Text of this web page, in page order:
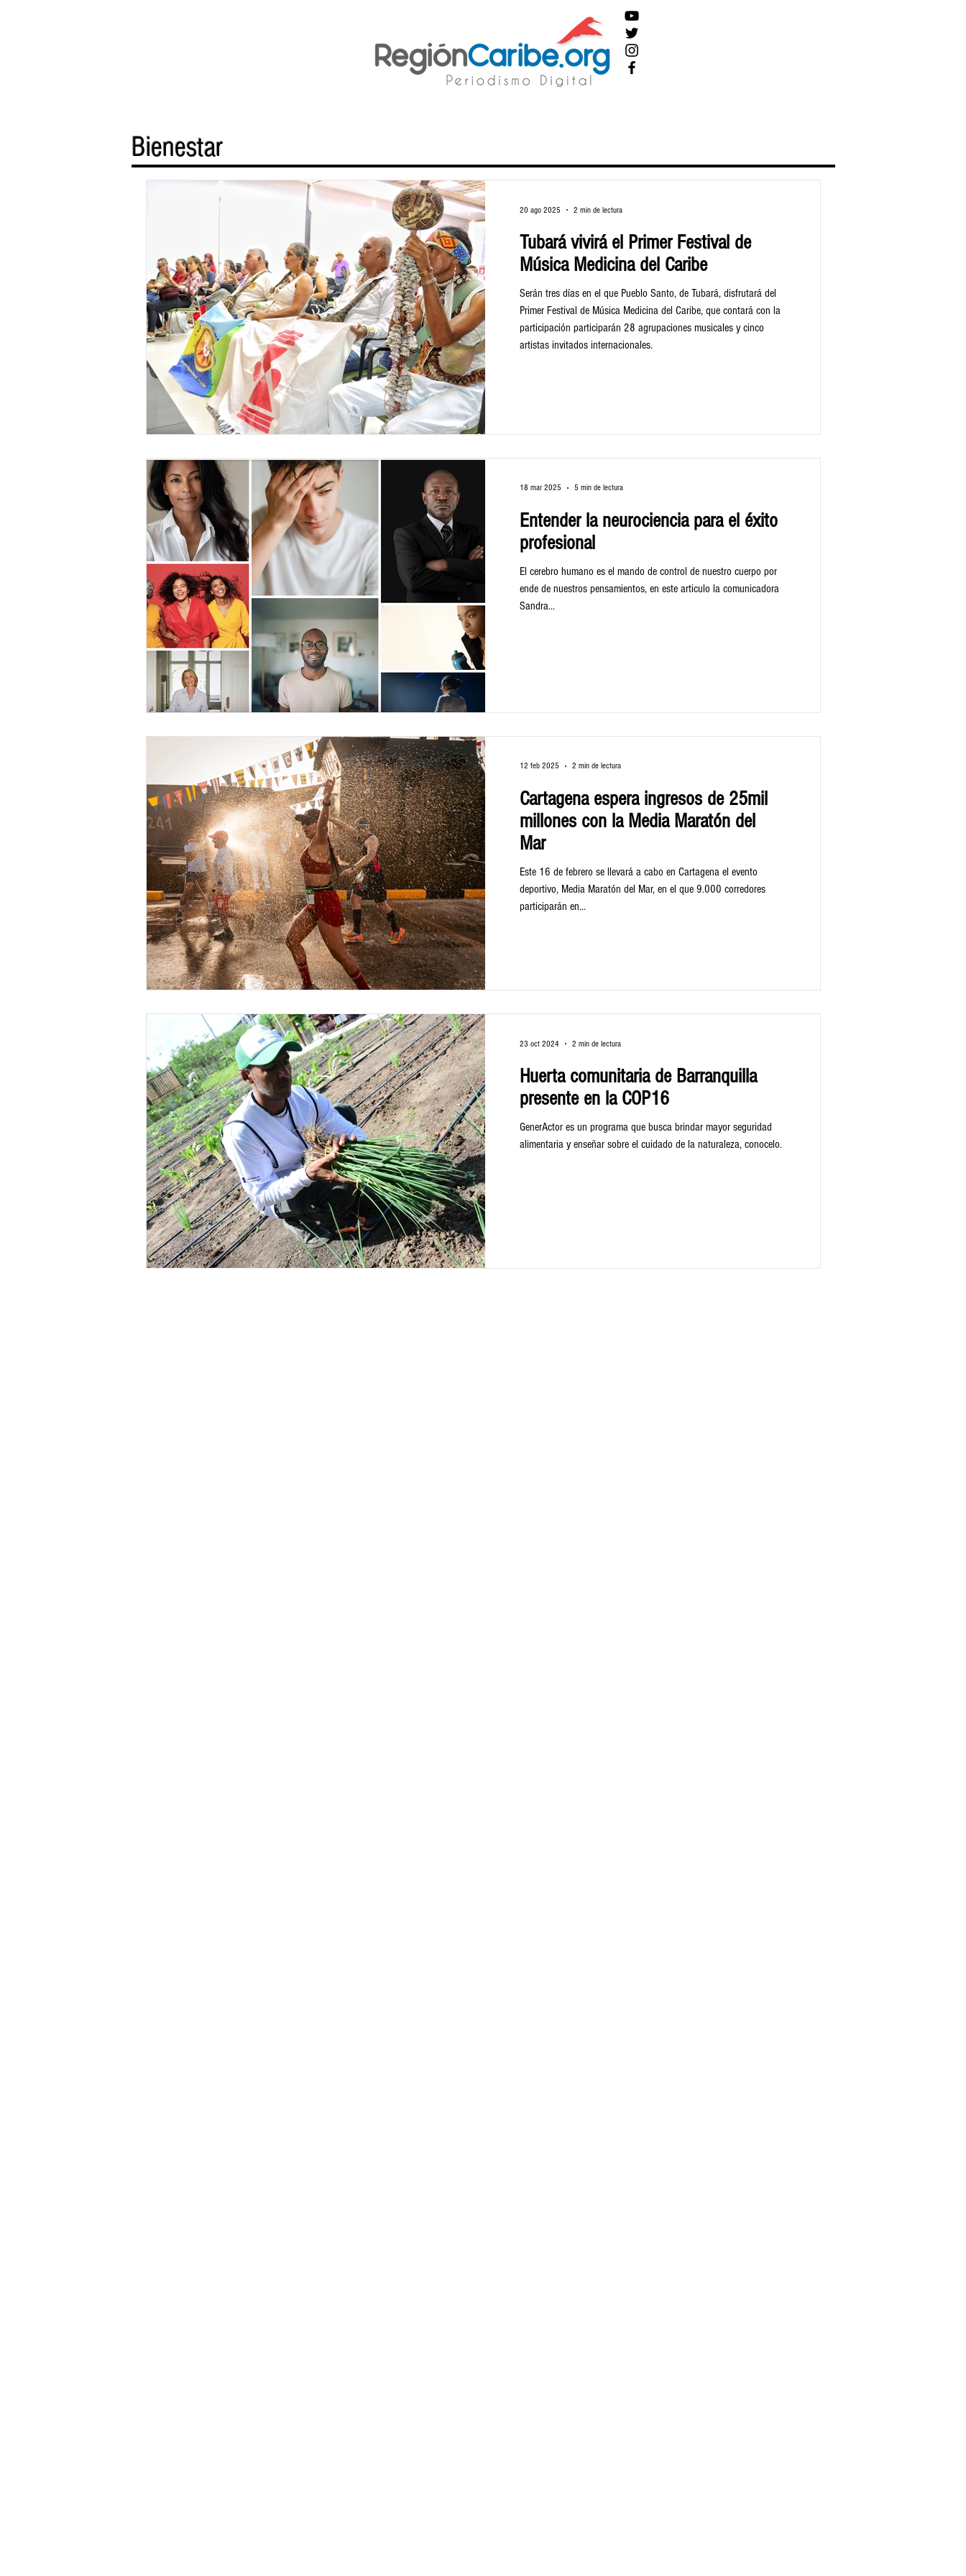
Bienestar
Tubará vivirá el Primer Festival de
Música Medicina del Caribe
Serán tres días en el que Pueblo Santo, de Tubará, disfrutará del
Primer Festival de Música Medicina del Caribe, que contará con la
participación participarán 28 agrupaciones musicales y cinco
artistas invitados internacionales.
20 ago 2025 2 min de lectura
Entender la neurociencia para el éxito
profesional
El cerebro humano es el mando de control de nuestro cuerpo por
ende de nuestros pensamientos, en este articulo la comunicadora
Sandra...
18 mar 2025 5 min de lectura
Cartagena espera ingresos de 25mil
millones con la Media Maratón del
Mar
Este 16 de febrero se llevará a cabo en Cartagena el evento
deportivo, Media Maratón del Mar, en el que 9.000 corredores
participarán en...
12 feb 2025 2 min de lectura
Huerta comunitaria de Barranquilla
presente en la COP16
GenerActor es un programa que busca brindar mayor seguridad
alimentaria y enseñar sobre el cuidado de la naturaleza, conocelo.
23 oct 2024 2 min de lectura